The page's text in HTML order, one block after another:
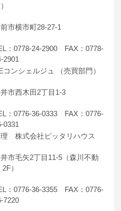
市横市町28-27-1
：0778-24-2900 FAX：0778-
2901
コンシェルジュ （売買部門）
市西木田2丁目1-3
：0776-36-0333 FAX：0776-
0331
株式会社ピッタリハウス
市毛矢2丁目11-5（森川不動
）
：0776-36-3355 FAX：0776-
7220